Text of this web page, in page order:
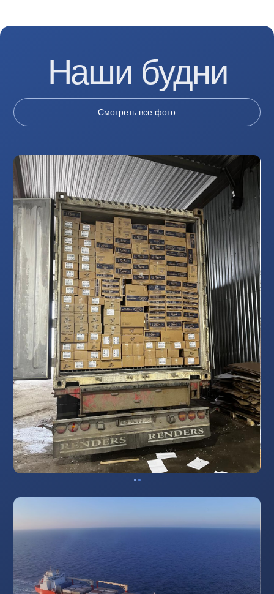
Контакты
Остались вопросы или нужна
помощь с выбором?
Оставьте, пожалуйста, свои контакты, мы
перезвоним в ближайшее время
Время работы: 9:00 – 21:00
г. Мурманск,
г. Санкт-Петербург
novstandart@yandex.ru
+7 (8152) 45-98-87
+7 (952) 297-55-01